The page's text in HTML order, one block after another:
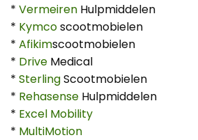
* Vermeiren Hulpmiddelen
* Kymcoscootmobielen
* Afikimscootmobielen
* Drive Medical
* SterlingScootmobielen
* Rehasense Hulpmiddelen
* Excel Mobility
* MultiMotion